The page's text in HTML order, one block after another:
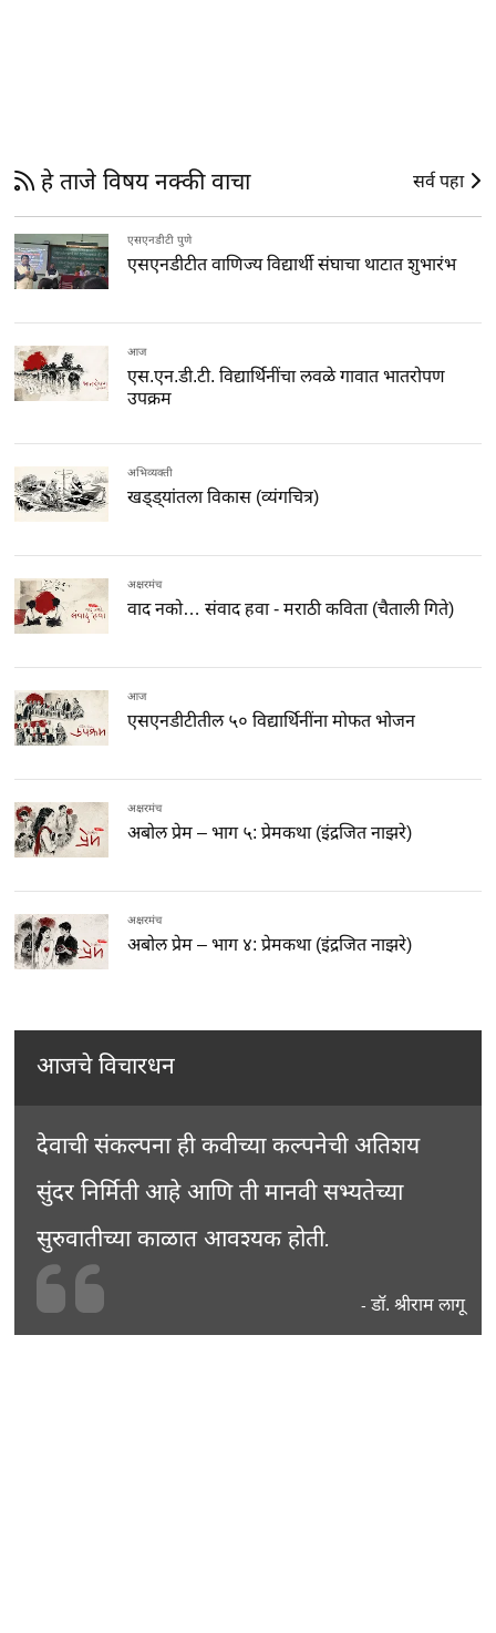
हे ताजे विषय नक्की वाचा सर्व पहा
एसएनडीटी पुणे
एसएनडीटीत वाणिज्य विद्यार्थी संघाचा थाटात शुभारंभ
आज
एस.एन.डी.टी. विद्यार्थिनींचा लवळे गावात भातरोपण
उपक्रम
अभिव्यक्ती
खड्ड्यांतला विकास (व्यंगचित्र)
अक्षरमंच
वाद नको… संवाद हवा - मराठी कविता (चैताली गिते)
आज
एसएनडीटीतील ५० विद्यार्थिनींना मोफत भोजन
अक्षरमंच
अबोल प्रेम – भाग ५: प्रेमकथा (इंद्रजित नाझरे)
अक्षरमंच
अबोल प्रेम – भाग ४: प्रेमकथा (इंद्रजित नाझरे)
आजचे विचारधन
देवाची संकल्पना ही कवीच्या कल्पनेची अतिशय
सुंदर निर्मिती आहे आणि ती मानवी सभ्यतेच्या
सुरुवातीच्या काळात आवश्यक होती.
- डॉ. श्रीराम लागू